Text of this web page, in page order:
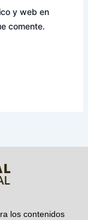
y web en
comente.
los contenidos